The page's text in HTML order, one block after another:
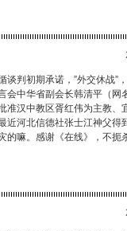
判初期承诺，”外交休战”
会中华省副会长韩清平（网
准汉中教区胥红伟为主教、
近河北信德社张士江神父
的嘛。感谢《在线》，不扼